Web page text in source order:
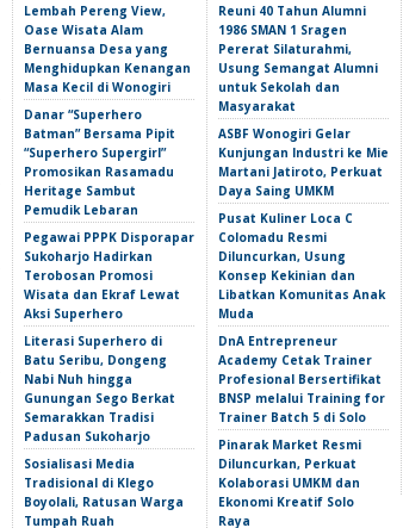
Lembah Pereng View,
Oase Wisata Alam
Bernuansa Desa yang
Menghidupkan Kenangan
Masa Kecil di Wonogiri
Danar “Superhero
Batman” Bersama Pipit
“Superhero Supergirl”
Promosikan Rasamadu
Heritage Sambut
Pemudik Lebaran
Pegawai PPPK Disporapar
Sukoharjo Hadirkan
Terobosan Promosi
Wisata dan Ekraf Lewat
Aksi Superhero
Literasi Superhero di
Batu Seribu, Dongeng
Nabi Nuh hingga
Gunungan Sego Berkat
Semarakkan Tradisi
Padusan Sukoharjo
Sosialisasi Media
Tradisional di Klego
Boyolali, Ratusan Warga
Tumpah Ruah
Reuni 40 Tahun Alumni
1986 SMAN 1 Sragen
Pererat Silaturahmi,
Usung Semangat Alumni
untuk Sekolah dan
Masyarakat
ASBF Wonogiri Gelar
Kunjungan Industri ke Mie
Martani Jatiroto, Perkuat
Daya Saing UMKM
Pusat Kuliner Loca C
Colomadu Resmi
Diluncurkan, Usung
Konsep Kekinian dan
Libatkan Komunitas Anak
Muda
DnA Entrepreneur
Academy Cetak Trainer
Profesional Bersertifikat
BNSP melalui Training for
Trainer Batch 5 di Solo
Pinarak Market Resmi
Diluncurkan, Perkuat
Kolaborasi UMKM dan
Ekonomi Kreatif Solo
Raya